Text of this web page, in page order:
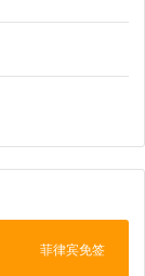
菲律宾免签